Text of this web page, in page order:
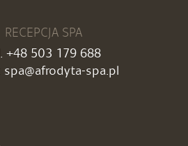
RECEPCJA SPA
+48 503 179 688
spa@afrodyta-spa.pl